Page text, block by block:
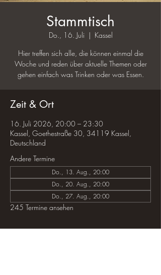
Stammtisch
Do., 16. Juli
  |
Kassel
Hier treffen sich alle, die können einmal die
Woche und reden über aktuelle Themen oder
gehen einfach was Trinken oder was Essen.
Zeit & Ort
16. Juli 2026, 20:00 – 23:30
Kassel, Goethestraße 30, 34119 Kassel,
Deutschland
Andere Termine
Do., 13. Aug., 20:00
Do., 20. Aug., 20:00
Do., 27. Aug., 20:00
245 Termine ansehen